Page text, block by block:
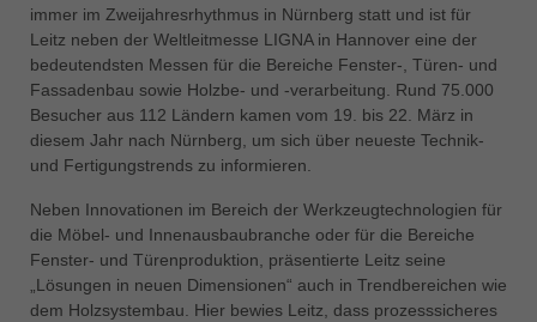
USA
english
Việt Nam
tiếng việt
中国
ประเทศไทย
ไทย
Україна
immer im Zweijahresrhythmus in Nürnberg statt und ist für
Leitz neben der Weltleitmesse LIGNA in Hannover eine der
bedeutendsten Messen für die Bereiche Fenster-, Türen- und
Fassadenbau sowie Holzbe- und -verarbeitung. Rund 75.000
Besucher aus 112 Ländern kamen vom 19. bis 22. März in
diesem Jahr nach Nürnberg, um sich über neueste Technik-
und Fertigungstrends zu informieren.
Neben Innovationen im Bereich der Werkzeugtechnologien für
die Möbel- und Innenausbaubranche oder für die Bereiche
Fenster- und Türenproduktion, präsentierte Leitz seine
„Lösungen in neuen Dimensionen“ auch in Trendbereichen wie
dem Holzsystembau. Hier bewies Leitz, dass prozesssicheres